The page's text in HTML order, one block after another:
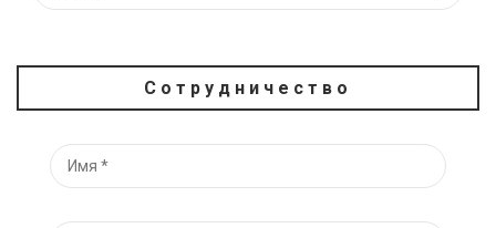
Сотрудничество